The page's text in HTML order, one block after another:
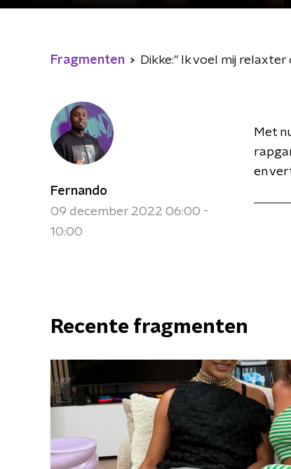
Fragmenten Dikke:" Ik voel mij
Fernando
09 december 2022 06:00 -
10:00
Met
en
Recente fragmenten